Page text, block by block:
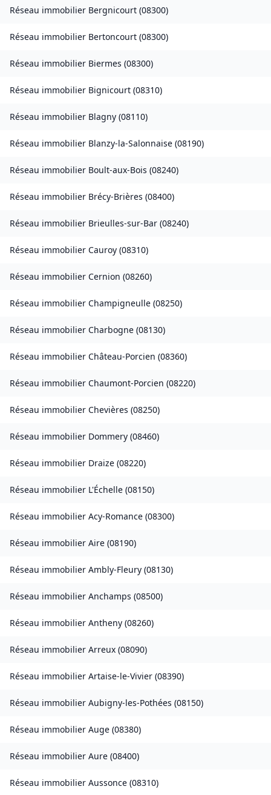
Réseau immobilier Bergnicourt (08300)
Réseau immobilier Bertoncourt (08300)
Réseau immobilier Biermes (08300)
Réseau immobilier Bignicourt (08310)
Réseau immobilier Blagny (08110)
Réseau immobilier Blanzy-la-Salonnaise (08190)
Réseau immobilier Boult-aux-Bois (08240)
Réseau immobilier Brécy-Brières (08400)
Réseau immobilier Brieulles-sur-Bar (08240)
Réseau immobilier Cauroy (08310)
Réseau immobilier Cernion (08260)
Réseau immobilier Champigneulle (08250)
Réseau immobilier Charbogne (08130)
Réseau immobilier Château-Porcien (08360)
Réseau immobilier Chaumont-Porcien (08220)
Réseau immobilier Chevières (08250)
Réseau immobilier Dommery (08460)
Réseau immobilier Draize (08220)
Réseau immobilier L'Échelle (08150)
Réseau immobilier Acy-Romance (08300)
Réseau immobilier Aire (08190)
Réseau immobilier Ambly-Fleury (08130)
Réseau immobilier Anchamps (08500)
Réseau immobilier Antheny (08260)
Réseau immobilier Arreux (08090)
Réseau immobilier Artaise-le-Vivier (08390)
Réseau immobilier Aubigny-les-Pothées (08150)
Réseau immobilier Auge (08380)
Réseau immobilier Aure (08400)
Réseau immobilier Aussonce (08310)